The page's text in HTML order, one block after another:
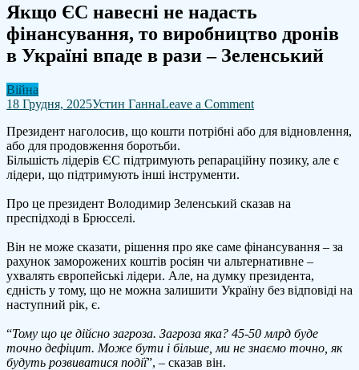
Якщо ЄС навесні не надасть
фінансування, то виробництво дронів
в Україні впаде в рази – Зеленський
Війна
18 Грудня, 2025Устин ГаннаLeave a Commenton
ЄС
не
то
в
Україні
впаде
в
Зеленський
Президент наголосив, що кошти потрібні або для відновлення,
або для продовження боротьби.
Більшість лідерів ЄС підтримують репараційну позику, але є
лідери, що підтримують інші інструменти.
Про це президент Володимир Зеленський сказав на
преспідході в Брюсселі.
Він не може сказати, рішення про яке саме фінансування – за
рахунок заморожених коштів росіян чи альтернативне –
ухвалять європейські лідери. Але, на думку президента,
єдність у тому, що не можна залишити Україну без відповіді на
наступний рік, є.
“Тому що це дійсно загроза. Загроза яка? 45-50 млрд буде
точно дефіцит. Може бути і більше, ми не знаємо точно, як
будуть розвиватися події”, – сказав він.